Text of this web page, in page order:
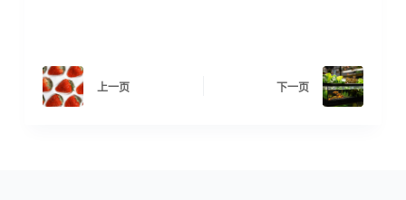
上一页 下一页